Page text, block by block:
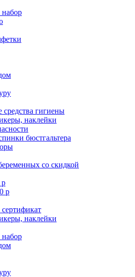
средства гигиены
наклейки
бюстгальтера
со скидкой
р
наклейки